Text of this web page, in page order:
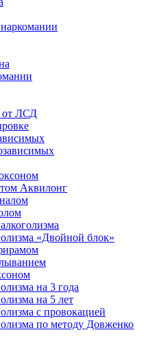
от ЛСД
Аквилонг
«Двойной блок»
на 3 года
на 5 лет
с провокацией
по методу Довженко